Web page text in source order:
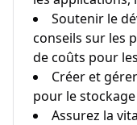
Soutenir le
conseils sur les
de coûts pour
Créer et
pour le stockage
Assurez la